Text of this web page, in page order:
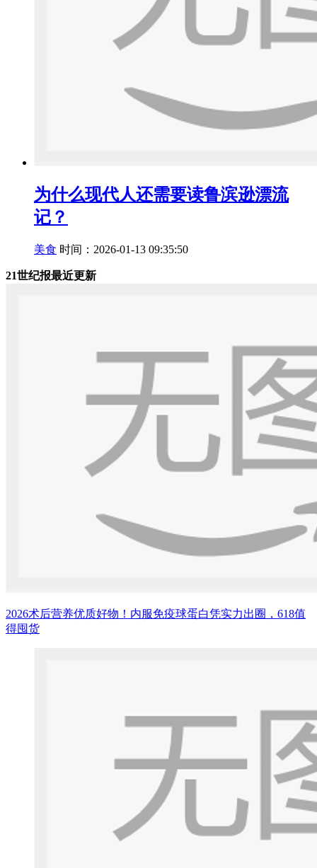
为什么现代人还需要读鲁滨逊漂流
记？
美食 时间：2026-01-13 09:35:50
21世纪报最近更新
2026术后营养优质好物！内服免疫球蛋白凭实力出圈，618值
得囤货